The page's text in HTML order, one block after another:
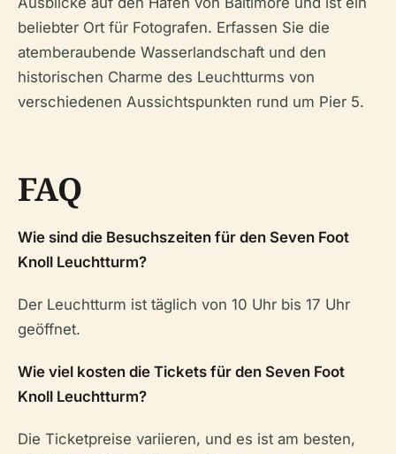
beliebter Ort für Fotografen. Erfassen Sie die
atemberaubende Wasserlandschaft und den
historischen Charme des Leuchtturms von
verschiedenen Aussichtspunkten rund um Pier 5.
FAQ
Wie sind die Besuchszeiten für den Seven Foot
Knoll Leuchtturm?
Der Leuchtturm ist täglich von 10 Uhr bis 17 Uhr
geöffnet.
Wie viel kosten die Tickets für den Seven Foot
Knoll Leuchtturm?
Die Ticketpreise variieren, und es ist am besten,